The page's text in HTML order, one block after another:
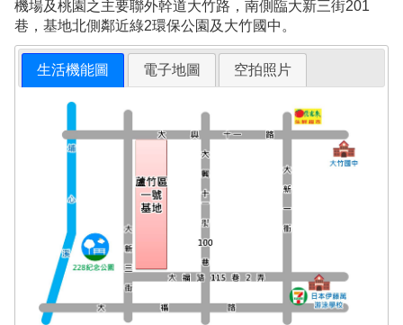
機場及桃園之主要聯外幹道大竹路，南側臨大新三街201
巷，基地北側鄰近綠2環保公園及大竹國中。
生活機能圖 電子地圖 空拍照片